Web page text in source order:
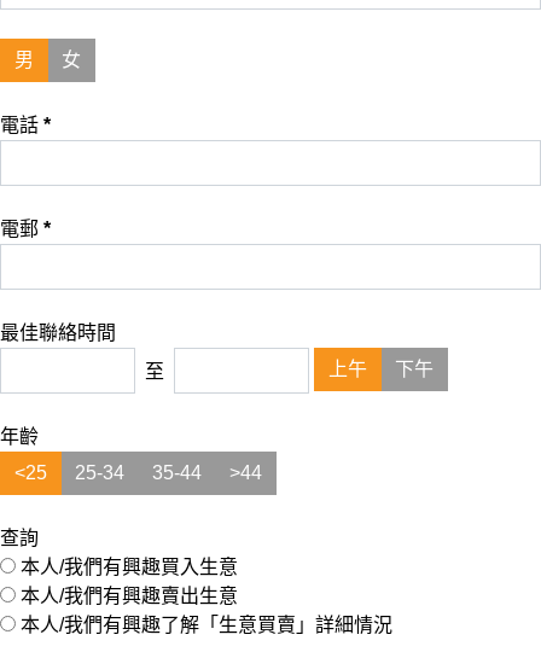
男 女
電話 *
電郵 *
最佳聯絡時間
至
上午 下午
年齡
<25
25-34 35-44 >44
查詢
本人/我們有興趣買入生意
本人/我們有興趣賣出生意
本人/我們有興趣了解「生意買賣」詳細情況